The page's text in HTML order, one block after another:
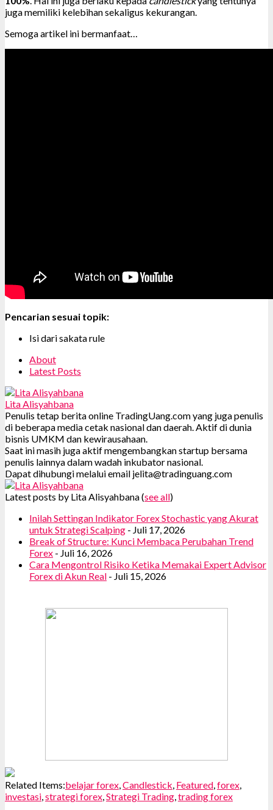
juga memiliki kelebihan sekaligus kekurangan.
Semoga artikel ini bermanfaat…
Pencarian sesuai topik:
Isi dari sakata rule
About
Latest Posts
Lita Alisyahbana
Penulis tetap berita online TradingUang.com yang juga penulis
di beberapa media cetak nasional dan daerah. Aktif di dunia
bisnis UMKM dan kewirausahaan.
Saat ini masih juga aktif mengembangkan startup bersama
penulis lainnya dalam wadah inkubator nasional.
Dapat dihubungi melalui email jelita@tradinguang.com
Latest posts by Lita Alisyahbana(see all)
Inilah Settingan Indikator Forex Stochastic yang Akurat
untuk Strategi Scalping - Juli 17, 2026
Break of Structure: Kunci Membaca Perubahan Trend
Forex - Juli 16, 2026
Cara Mengontrol Risiko Ketika Memakai Expert Advisor
Forex di Akun Real - Juli 15, 2026
Related Items:belajar forex,Candlestick, Featured,forex,
investasi,strategi forex,Strategi Trading,trading forex